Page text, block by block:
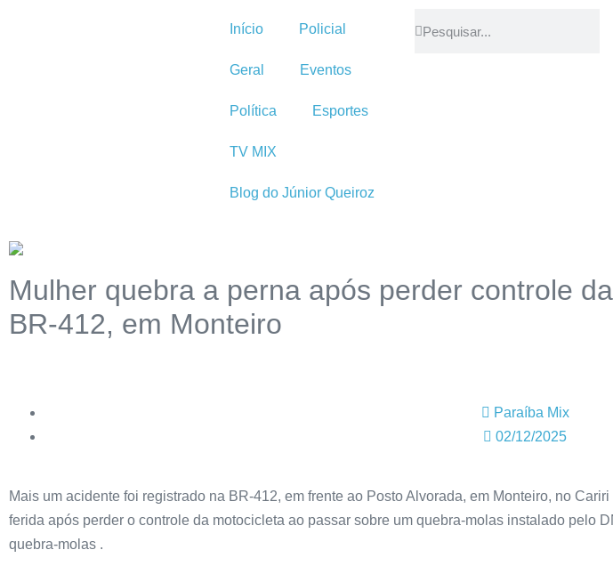
Início Policial
Geral Eventos
Política Esportes
TV MIX
Blog do Júnior Queiroz
Mulher quebra a perna após perder controle
BR-412, em Monteiro
Paraíba Mix
02/12/2025
Mais um acidente foi registrado na BR-412, em frente ao Posto Alvorada, em Monteiro, no
ferida após perder o controle da motocicleta ao passar sobre um quebra-molas instalado pelo
quebra-molas .